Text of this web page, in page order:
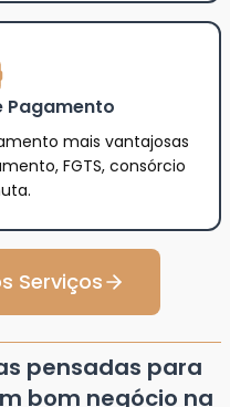
Pagamento
mais vantajosas
FGTS, consórcio
Serviços
pensadas para
bom negócio na